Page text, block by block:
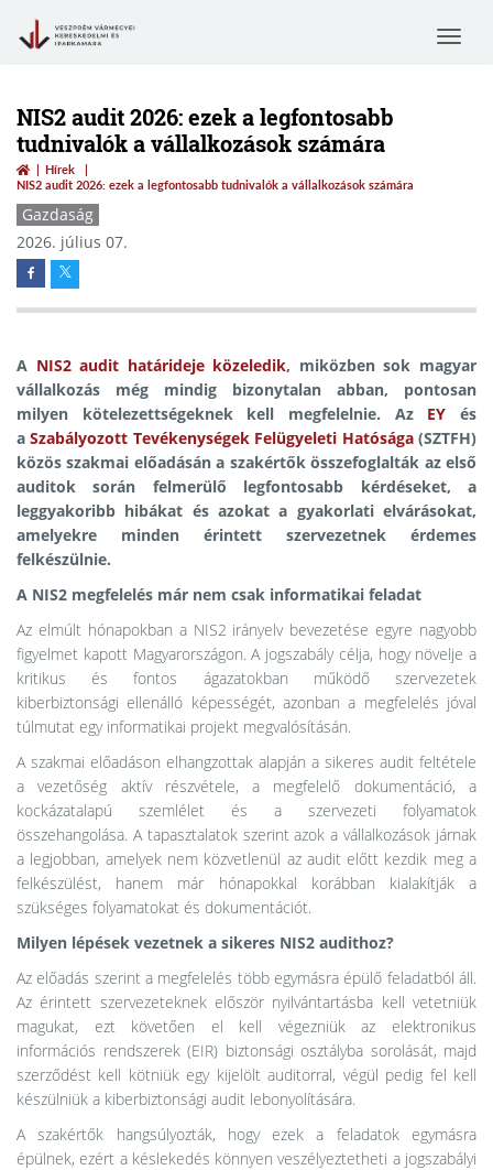
Toggle
NIS2 audit 2026: ezek a legfontosabb
tudnivalók a vállalkozások számára
Hírek
NIS2 audit 2026: ezek a legfontosabb tudnivalók a vállalkozások számára
Gazdaság
2026. július 07.
A NIS2 audit határideje közeledik, miközben sok magyar
vállalkozás még mindig bizonytalan abban, pontosan
milyen kötelezettségeknek kell megfelelnie. Az EY és
aSzabályozott Tevékenységek Felügyeleti Hatósága(SZTFH)
közös szakmai előadásán a szakértők összefoglalták az első
auditok során felmerülő legfontosabb kérdéseket, a
leggyakoribb hibákat és azokat a gyakorlati elvárásokat,
amelyekre minden érintett szervezetnek érdemes
felkészülnie.
A NIS2 megfelelés már nem csak informatikai feladat
Az elmúlt hónapokban a NIS2 irányelv bevezetése egyre nagyobb
figyelmet kapott Magyarországon. A jogszabály célja, hogy növelje a
kritikus és fontos ágazatokban működő szervezetek
kiberbiztonsági ellenálló képességét, azonban a megfelelés jóval
túlmutat egy informatikai projekt megvalósításán.
A szakmai előadáson elhangzottak alapján a sikeres audit feltétele
a vezetőség aktív részvétele, a megfelelő dokumentáció, a
kockázatalapú szemlélet és a szervezeti folyamatok
összehangolása. A tapasztalatok szerint azok a vállalkozások járnak
a legjobban, amelyek nem közvetlenül az audit előtt kezdik meg a
felkészülést, hanem már hónapokkal korábban kialakítják a
szükséges folyamatokat és dokumentációt.
Milyen lépések vezetnek a sikeres NIS2 audithoz?
Az előadás szerint a megfelelés több egymásra épülő feladatból áll.
Az érintett szervezeteknek először nyilvántartásba kell vetetniük
magukat, ezt követően el kell végezniük az elektronikus
információs rendszerek (EIR) biztonsági osztályba sorolását, majd
szerződést kell kötniük egy kijelölt auditorral, végül pedig fel kell
készülniük a kiberbiztonsági audit lebonyolítására.
A szakértők hangsúlyozták, hogy ezek a feladatok egymásra
épülnek, ezért a késlekedés könnyen veszélyeztetheti a jogszabályi